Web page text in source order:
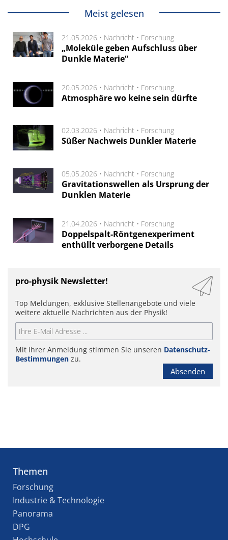
Meist gelesen
21.05.2026 • Nachricht • Forschung
„Moleküle geben Aufschluss über
Dunkle Materie“
20.05.2026 • Nachricht • Forschung
Atmosphäre wo keine sein dürfte
02.03.2026 • Nachricht • Forschung
Süßer Nachweis Dunkler Materie
05.05.2026 • Nachricht • Forschung
Gravitationswellen als Ursprung der
Dunklen Materie
21.04.2026 • Nachricht • Forschung
Doppelspalt-Röntgenexperiment
enthüllt verborgene Details
pro-physik Newsletter!
Top Meldungen, exklusive Stellenangebote und viele
weitere aktuelle Nachrichten aus der Physik!
Mit Ihrer Anmeldung stimmen Sie unseren Datenschutz-
Bestimmungen zu.
Absenden
Themen
Forschung
Industrie & Technologie
Panorama
DPG